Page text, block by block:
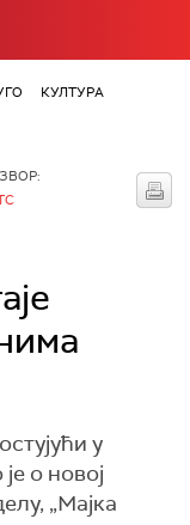
КУЛТУРА
у
о новој
„Мајка